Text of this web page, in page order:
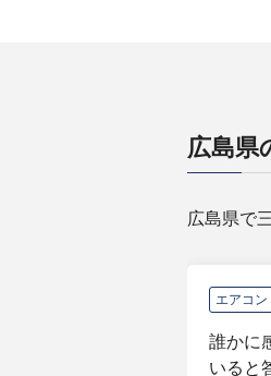
広島県
広島県で
エアコン
誰かに
いると